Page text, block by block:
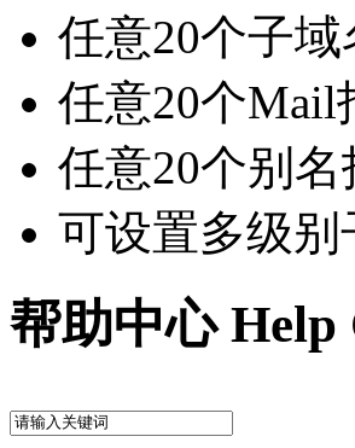
任意20个子域
任意20个Mail
任意20个别名
可设置多级别
帮助中心Help